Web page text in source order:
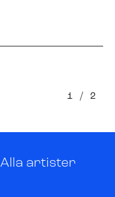
1 / 2
Alla artister